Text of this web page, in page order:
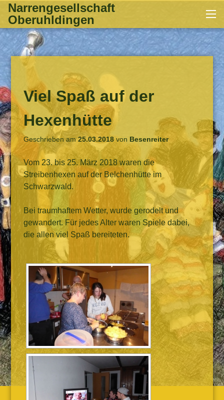
Zum
Inhalt
springen
Narrengesellschaft
Oberuhldingen
Viel Spaß auf der
Hexenhütte
Geschrieben am25.03.2018von Besenreiter
Vom 23. bis 25. März 2018 waren die
Streibenhexen auf der Belchenhütte im
Schwarzwald.
Bei traumhaftem Wetter, wurde gerodelt und
gewandert. Für jedes Alter waren Spiele dabei,
die allen viel Spaß bereiteten.